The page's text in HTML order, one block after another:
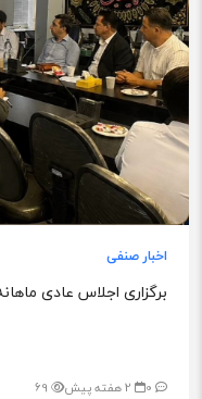
اخبار صنفی
برگزاری اجلاس عادی
0 2 هفته پیش 69